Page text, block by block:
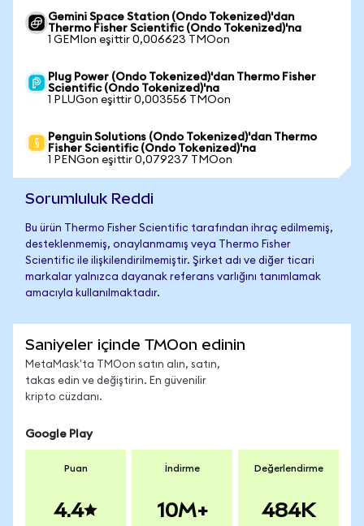
Gemini Space Station (Ondo Tokenized)'dan
Thermo Fisher Scientific (Ondo Tokenized)'na
1 GEMIon eşittir 0,006623 TMOon
Plug Power (Ondo Tokenized)'dan Thermo Fisher
Scientific (Ondo Tokenized)'na
1 PLUGon eşittir 0,003556 TMOon
Penguin Solutions (Ondo Tokenized)'dan Thermo
Fisher Scientific (Ondo Tokenized)'na
1 PENGon eşittir 0,079237 TMOon
Sorumluluk Reddi
Bu ürün Thermo Fisher Scientific tarafından ihraç edilmemiş,
desteklenmemiş, onaylanmamış veya Thermo Fisher
Scientific ile ilişkilendirilmemiştir. Şirket adı ve diğer ticari
markalar yalnızca dayanak referans varlığını tanımlamak
amacıyla kullanılmaktadır.
Saniyeler içinde TMOon edinin
MetaMask'ta TMOon satın alın, satın,
takas edin ve değiştirin. En güvenilir
kripto cüzdanı.
Google Play
Puan
4.4
İndirme
10M+
Değerlendirme
484K